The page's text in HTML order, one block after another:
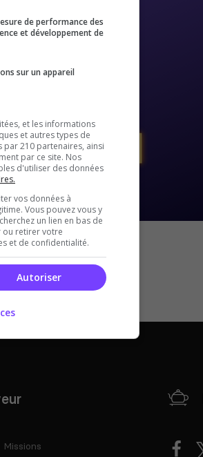
Générales de ventes
Missions
de performance des
et développement de
sur un appareil
et les informations
et autres types de
210 partenaires, ainsi
par ce site. Nos
d'utiliser des données
vos données à
Vous pouvez vous y
un lien en bas de
ou retirer votre
et de confidentialité.
Autoriser